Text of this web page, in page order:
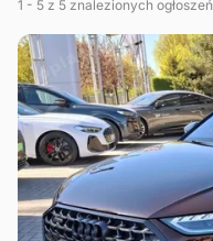
1 - 5 z 5 znalezionych ogłoszeń